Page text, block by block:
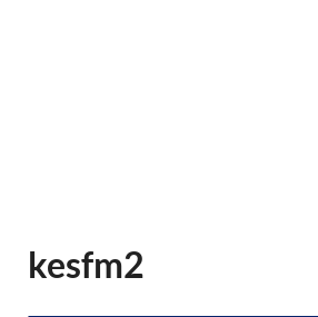
kesfm2